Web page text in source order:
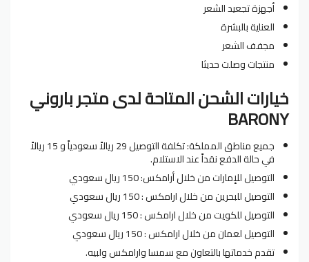
أجهزة تجعيد الشعر
العناية بالبشرة
مجفف الشعر
منتجات وصلت حديثا
خيارات الشحن المتاحة لدى متجر باروني
BARONY
جميع مناطق المملكة: تكلفة التوصيل 29 ريالاً سعودياً و 15 ريالاً
في حالة الدفع نقداً عند الاستلام.
التوصيل للإمارات من خلال أرامكس: 150 ريال سعودي
التوصيل للبحرين من خلال ارامكس : 150 ريال سعودي
التوصيل للكويت من خلال ارامكس : 150 ريال سعودي
التوصيل لعمان من خلال ارامكس : 150 ريال سعودي
تقدم خدماتها بالتعاون مع سمسا وارامكس ولبيه.